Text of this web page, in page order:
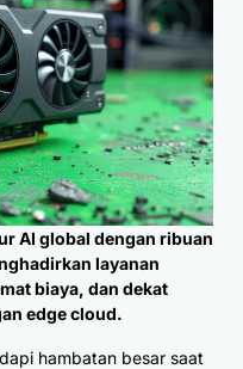
AI global dengan ribuan
layanan
biaya, dan dekat
edge cloud.
hambatan besar saat